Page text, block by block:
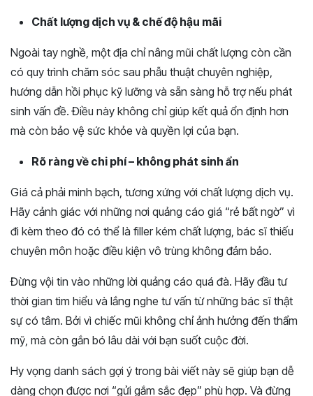
Chất lượng dịch vụ & chế độ hậu mãi
Ngoài tay nghề, một địa chỉ nâng mũi chất lượng còn cần
có quy trình chăm sóc sau phẫu thuật chuyên nghiệp,
hướng dẫn hồi phục kỹ lưỡng và sẵn sàng hỗ trợ nếu phát
sinh vấn đề. Điều này không chỉ giúp kết quả ổn định hơn
mà còn bảo vệ sức khỏe và quyền lợi của bạn.
Rõ ràng về chi phí – không phát sinh ẩn
Giá cả phải minh bạch, tương xứng với chất lượng dịch vụ.
Hãy cảnh giác với những nơi quảng cáo giá “rẻ bất ngờ” vì
đi kèm theo đó có thể là filler kém chất lượng, bác sĩ thiếu
chuyên môn hoặc điều kiện vô trùng không đảm bảo.
Đừng vội tin vào những lời quảng cáo quá đà. Hãy đầu tư
thời gian tìm hiểu và lắng nghe tư vấn từ những bác sĩ thật
sự có tâm. Bởi vì chiếc mũi không chỉ ảnh hưởng đến thẩm
mỹ, mà còn gắn bó lâu dài với bạn suốt cuộc đời.
Hy vọng danh sách gợi ý trong bài viết này sẽ giúp bạn dễ
dàng chọn được nơi “gửi gắm sắc đẹp” phù hợp. Và đừng